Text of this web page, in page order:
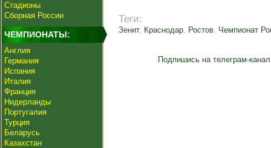
Стадионы
Сборная России
ЧЕМПИОНАТЫ:
Англия
Германия
Испания
Италия
Франция
Нидерланды
Португалия
Турция
Беларусь
Казахстан
Теги:
Зенит, Краснодар, Ростов, Чемпионат
Подпишись на телеграм-